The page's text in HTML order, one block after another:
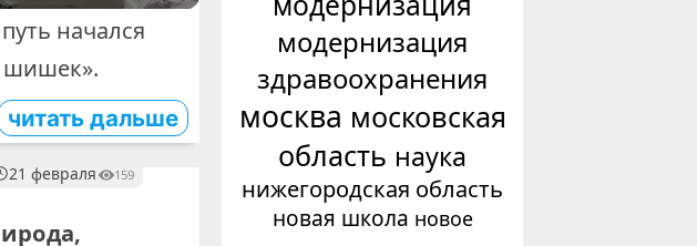
начался
шишек».
читать дальше
21 февраля 159
модернизация
здравоохранения
москва московская
область наука
нижегородская область
новая школа новое